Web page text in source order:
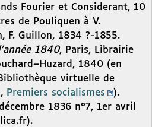
Fourier et Considerant, 10
de Pouliquen à V.
F. Guillon, 1834 ?-1855.
1840, Paris, Librairie
1840 (en
virtuelle de
Premiers socialismes
).
1836 n°7, 1er avril